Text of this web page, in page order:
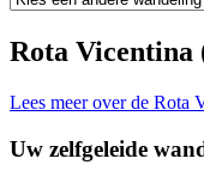
Rota Vicentina
Lees meer over de Rota
Uw zelfgeleide